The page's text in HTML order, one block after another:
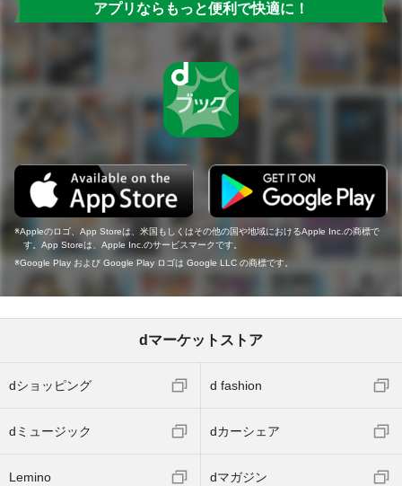
アプリならもっと便利で快適に！
Appleのロゴ、App Storeは、米国もしくはその他の国や地域におけるApple Inc.の商標で
す。App Storeは、Apple Inc.のサービスマークです。
Google Play および Google Play ロゴは Google LLC の商標です。
dマーケットストア
dショッピング d fashion
dミュージック dカーシェア
Lemino dマガジン